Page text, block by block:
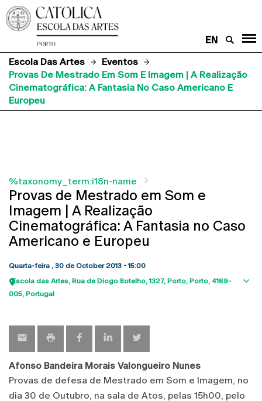
EN
Escola Das Artes
Eventos
Provas De Mestrado Em Som E Imagem | A Realização
Cinematográfica: A Fantasia No Caso Americano E
Europeu
%taxonomy_term:i18n-name
Provas de Mestrado em Som e
Imagem | A Realização
Cinematográfica: A Fantasia no Caso
Americano e Europeu
Quarta-feira , 30 de October 2013 - 15:00
Escola das Artes Rua de Diogo Botelho, 1327 Porto Porto 4169-
005 Portugal
Afonso Bandeira Morais Valongueiro Nunes
Provas de defesa de Mestrado em Som e Imagem, no
dia 30 de Outubro, na sala de Atos, pelas 15h00, pelo